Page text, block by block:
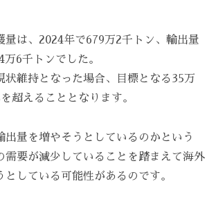
量は、2024年で679万2千トン、輸出量
6千トンでした。
状維持となった場合、目標となる35万
超えることとなります。
出量を増やそうとしているのかという
需要が減少していることを踏まえて海外
している可能性があるのです。